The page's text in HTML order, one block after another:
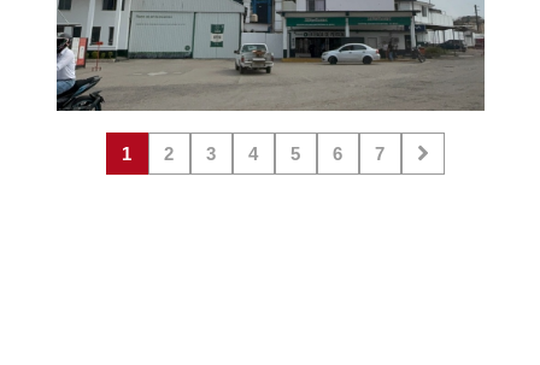
1 2 3 4 5 6 7